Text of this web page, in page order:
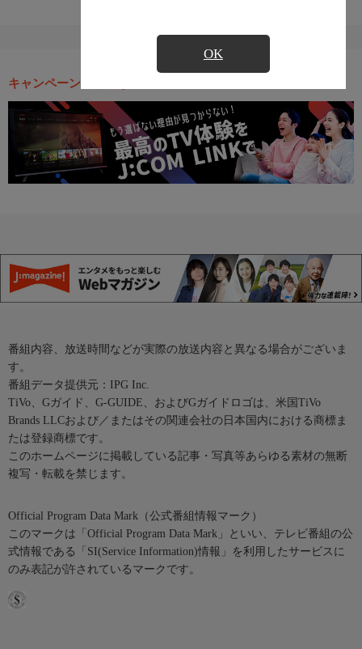
OK
キャンペーン・お得な情報
番組内容、放送時間などが実際の放送内容と異なる場合がございま
す。
番組データ提供元：IPG Inc.
TiVo、Gガイド、G-GUIDE、およびGガイドロゴは、米国TiVo
Brands LLCおよび／またはその関連会社の日本国内における商標ま
たは登録商標です。
このホームページに掲載している記事・写真等あらゆる素材の無断
複写・転載を禁じます。
Official Program Data Mark（公式番組情報マーク）
このマークは「Official Program Data Mark」といい、テレビ番組の公
式情報である「SI(Service Information)情報」を利用したサービスに
のみ表記が許されているマークです。